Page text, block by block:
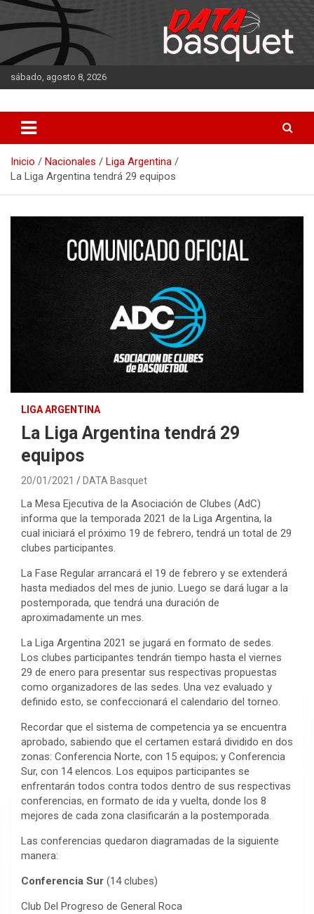
Saltar
al
contenido
sábado, agosto 8, 2026
DATA Basquet
Inicio Nacionales
Liga Argentina
La Liga Argentina tendrá 29 equipos
LIGA ARGENTINA
La Liga Argentina tendrá 29
equipos
20/01/2021 DATA Basquet
La Mesa Ejecutiva de la Asociación de Clubes (AdC)
informa que la temporada 2021 de la Liga Argentina, la
cual iniciará el próximo 19 de febrero, tendrá un total de 29
clubes participantes.
La Fase Regular arrancará el 19 de febrero y se extenderá
hasta mediados del mes de junio. Luego se dará lugar a la
postemporada, que tendrá una duración de
aproximadamente un mes.
La Liga Argentina 2021 se jugará en formato de sedes.
Los clubes participantes tendrán tiempo hasta el viernes
29 de enero para presentar sus respectivas propuestas
como organizadores de las sedes. Una vez evaluado y
definido esto, se confeccionará el calendario del torneo.
Recordar que el sistema de competencia ya se encuentra
aprobado, sabiendo que el certamen estará dividido en dos
zonas: Conferencia Norte, con 15 equipos; y Conferencia
Sur, con 14 elencos. Los equipos participantes se
enfrentarán todos contra todos dentro de sus respectivas
conferencias, en formato de ida y vuelta, donde los 8
mejores de cada zona clasificarán a la postemporada.
Las conferencias quedaron diagramadas de la siguiente
manera:
Conferencia Sur (14 clubes)
Club Del Progreso de General Roca